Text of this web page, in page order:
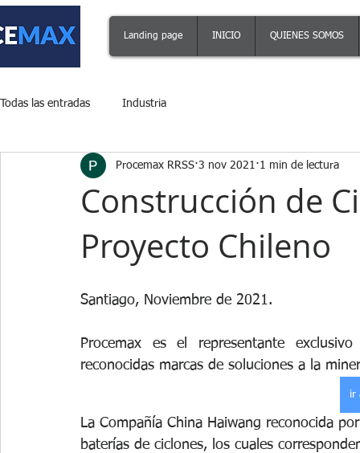
Landing page INICIO QUIENES SOMOS
Todas las entradas Industria
Construcción de
Proyecto Chileno
Procemax RRSS 3 nov 2021 1 min de lectura
Santiago, Noviembre de 2021.
Procemax es el representante
reconocidas marcas de soluciones a la
ir
La Compañía China Haiwang reconocida
baterías de ciclones, los cuales